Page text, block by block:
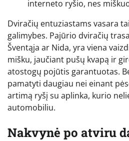
interneto ryšio, nes
Dviračių entuziastams vasara
galimybes. Pajūrio dviračių
Šventąja ar Nida, yra viena
mišku, jaučiant pušų kvapą ir
atostogų pojūtis garantuotas.
pamatyti daugiau nei einant
artimą ryšį su aplinka, kurio
automobiliu.
Nakvynė po atviru